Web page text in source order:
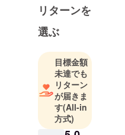
2022年
任意団体
チェアス
ケート協会
の代表とな
2026年4月
「特定非営
利活動法
人 日本パ
リターンを
選ぶ
目標金額
未達でも
リターン
が届きま
す(All-in
方式)